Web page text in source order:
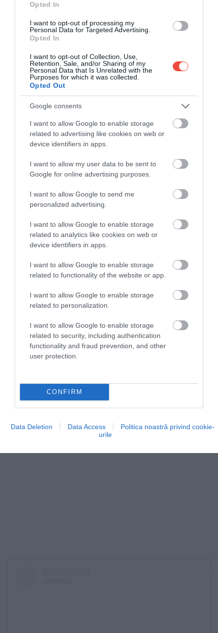
Opted In
I want to opt-out of processing my
Personal Data for Targeted Advertising.
Opted In
I want to opt-out of Collection, Use,
Retention, Sale, and/or Sharing of my
Personal Data that Is Unrelated with the
Purposes for which it was collected.
Opted Out
Google consents
I want to allow Google to enable storage
related to advertising like cookies on web or
device identifiers in apps.
I want to allow my user data to be sent to
Google for online advertising purposes.
I want to allow Google to send me
personalized advertising.
I want to allow Google to enable storage
related to analytics like cookies on web or
device identifiers in apps.
I want to allow Google to enable storage
related to functionality of the website or app.
I want to allow Google to enable storage
related to personalization.
I want to allow Google to enable storage
related to security, including authentication
functionality and fraud prevention, and other
user protection.
CONFIRM
Data Deletion Data Access
Politica noastră privind cookie-
urile
Încăperea specială se află la Paradiso Ibiza Art Hotel
(doar pentru adulți), chiar în mijlocul lobby-ului. Se
așteaptă un călător de azi: pat dublu, masă, scaune
și o baie proprie – aceasta este singura parte care nu
are pereți de sticlă. În plus, spectaculoasa „cameră-
vitrină” nu este folosită doar pentru dormit: este
utilizată și pentru ședințe foto, înregistrări de
deosebit de stricte.Zero Suite poate fi rezervată de
un oaspete pentru cel mult o singură noapte (de
regulă, în ea pot dormi maximum două persoane),
iar pentru înscriere trebuie să completezi un
formular. Cel mai important punct: oaspetele
ceea ce înseamnă că intimitatea devine, la propriu, o
noțiune „transparentă”.
Nu e de mirare că această cameră este cel
de conținut.